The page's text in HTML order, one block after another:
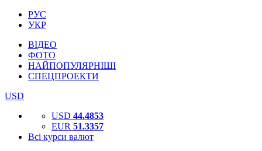
РУС
УКР
ВІДЕО
ФОТО
НАЙПОПУЛЯРНІШІ
СПЕЦПРОЕКТИ
USD
USD 44.4853
EUR 51.3357
Всі курси валют